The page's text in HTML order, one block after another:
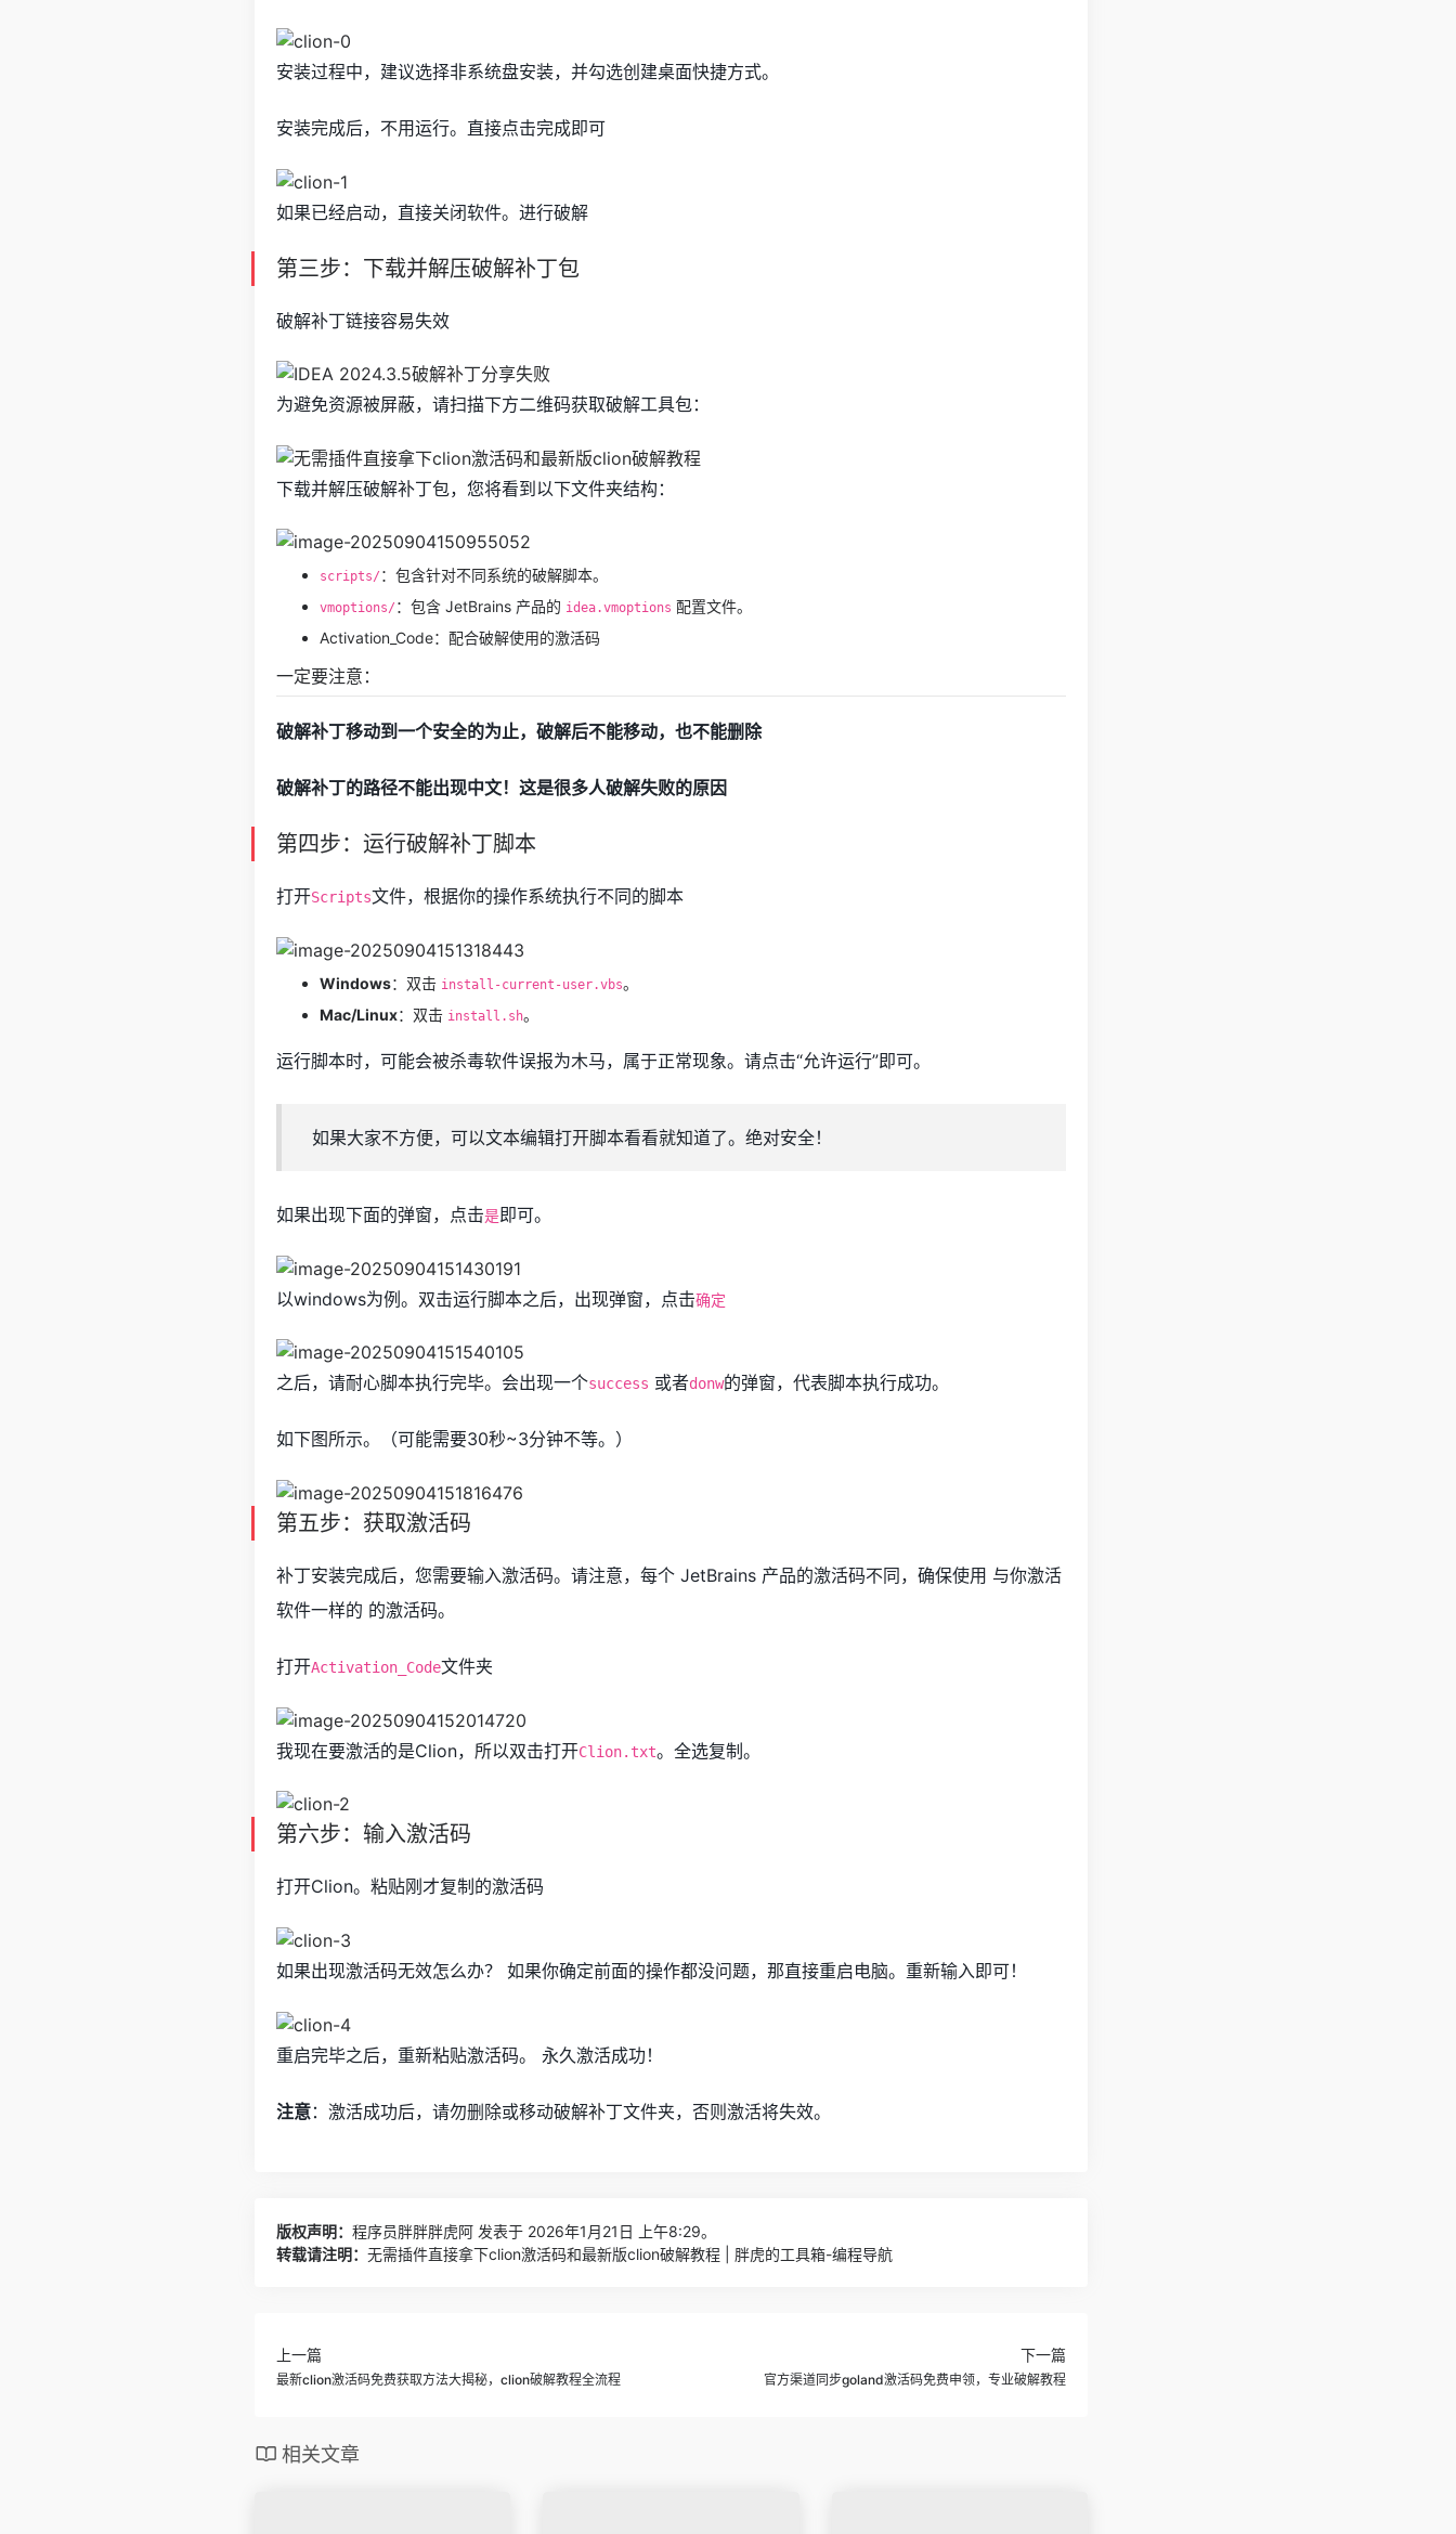
安装过程中，建议选择非系统盘安装，并勾选创建桌面快捷方式。
安装完成后，不用运行。直接点击完成即可
如果已经启动，直接关闭软件。进行破解
第三步：下载并解压破解补丁包
破解补丁链接容易失效
为避免资源被屏蔽，请扫描下方二维码获取破解工具包：
下载并解压破解补丁包，您将看到以下文件夹结构：
scripts/ ：包含针对不同系统的破解脚本。
vmoptions/ ：包含 JetBrains 产品的 idea.vmoptions 配置文件。
Activation_Code：配合破解使用的激活码
一定要注意：
破解补丁移动到一个安全的为止，破解后不能移动，也不能删除
破解补丁的路径不能出现中文！这是很多人破解失败的原因
第四步：运行破解补丁脚本
打开Scripts文件，根据你的操作系统执行不同的脚本
Windows：双击 install-current-user.vbs。
Mac/Linux：双击 install.sh。
运行脚本时，可能会被杀毒软件误报为木马，属于正常现象。请点击“允许运行”即可。
如果大家不方便，可以文本编辑打开脚本看看就知道了。绝对安全！
如果出现下面的弹窗，点击是即可。
以windows为例。双击运行脚本之后，出现弹窗，点击确定
之后，请耐心脚本执行完毕。会出现一个success 或者donw的弹窗，代表脚本执行成功。
如下图所示。（可能需要30秒~3分钟不等。）
第五步：获取激活码
补丁安装完成后，您需要输入激活码。请注意，每个 JetBrains 产品的激活码不同，确保使用 与你激活
软件一样的 的激活码。
打开Activation_Code文件夹
我现在要激活的是Clion，所以双击打开Clion.txt。全选复制。
第六步：输入激活码
打开Clion。粘贴刚才复制的激活码
如果出现激活码无效怎么办？ 如果你确定前面的操作都没问题，那直接重启电脑。重新输入即可！
重启完毕之后，重新粘贴激活码。 永久激活成功！
注意：激活成功后，请勿删除或移动破解补丁文件夹，否则激活将失效。
版权声明： 程序员胖胖胖虎阿 发表于 2026年1月21日 上午8:29。
转载请注明： 无需插件直接拿下clion激活码和最新版clion破解教程 | 胖虎的工具箱-编程导航
上一篇
最新clion激活码免费获取方法大揭秘，clion破解教程全流程
下一篇
官方渠道同步goland激活码免费申领，专业破解教程
相关文章